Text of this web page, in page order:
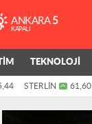
ANKARA 5
KAPALI
TEKNOLOJİ
STERLİN 61,60